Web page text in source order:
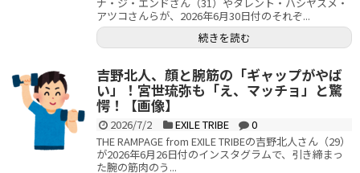
ナ・ジ・エンドさん（31）やタレント・ハシヤスメ・
アツコさんらが、2026年6月30日付のそれぞ...
続きを読む
吉野北人、顔と腕筋の「ギャップがやば
い」！宮世琉弥も「え、マッチョ」と驚
愕！【画像】
2026/7/2 EXILE TRIBE
0
THE RAMPAGE from EXILE TRIBEの吉野北人さん（29）
が2026年6月26日付のインスタグラムで、引き締まっ
た腕の筋肉のう...